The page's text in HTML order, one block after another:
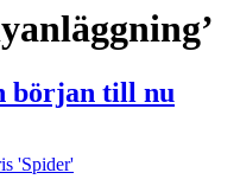
början till nu